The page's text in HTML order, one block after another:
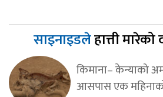
साइनाइडलेहात्ती
किमाना– केन्याको
आसपास एक